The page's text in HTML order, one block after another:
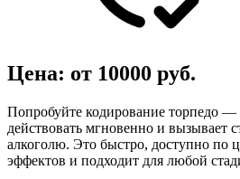
Цена: от 10000 руб.
Попробуйте кодирование торпедо —
действовать мгновенно и вызывает
алкоголю. Это быстро, доступно по
эффектов и подходит для любой